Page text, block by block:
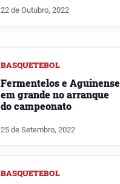
22 de Outubro, 2022
BASQUETEBOL
Fermentelos e Aguinense
em grande no arranque
do campeonato
25 de Setembro, 2022
BASQUETEBOL